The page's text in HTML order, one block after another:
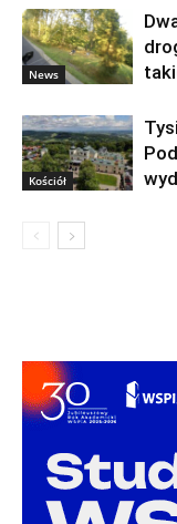
News
Kościół